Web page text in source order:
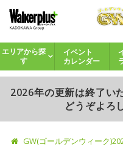
エリアから探
す
イベント
カレンダー
2026年の更新は終了い
どうぞよろ
GW(ゴールデンウィーク